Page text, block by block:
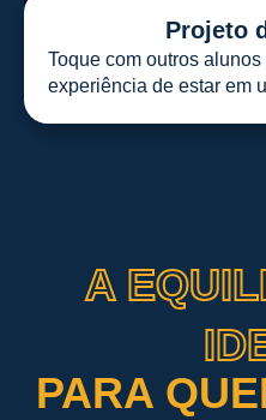
Projeto
Toque com outros
experiência de estar em
A
PARA